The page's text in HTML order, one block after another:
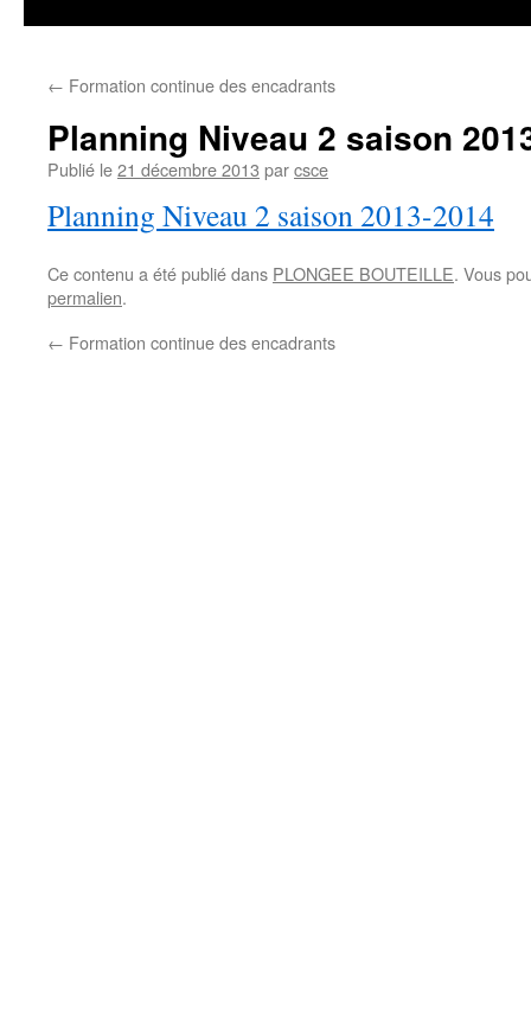
← Formation continue des encadrants
Planning Niveau 2 saison
Publié le21 décembre 2013 parcsce
Planning Niveau 2 saison 2013-2014
Ce contenu a été publié dans PLONGEE BOUTEILLE. Vous
permalien.
← Formation continue des encadrants